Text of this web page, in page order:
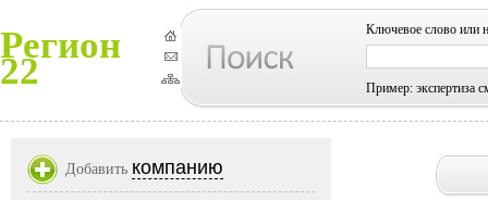
Регион
22
Ключевое слово или
Пример: экспертиза
Добавить компанию